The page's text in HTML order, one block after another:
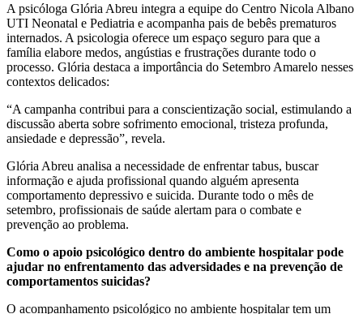
A psicóloga Glória Abreu integra a equipe do Centro Nicola Albano
UTI Neonatal e Pediatria e acompanha pais de bebês prematuros
internados. A psicologia oferece um espaço seguro para que a
família elabore medos, angústias e frustrações durante todo o
processo. Glória destaca a importância do Setembro Amarelo nesses
contextos delicados:
“A campanha contribui para a conscientização social, estimulando a
discussão aberta sobre sofrimento emocional, tristeza profunda,
ansiedade e depressão”, revela.
Glória Abreu analisa a necessidade de enfrentar tabus, buscar
informação e ajuda profissional quando alguém apresenta
comportamento depressivo e suicida. Durante todo o mês de
setembro, profissionais de saúde alertam para o combate e
prevenção ao problema.
Como o apoio psicológico dentro do ambiente hospitalar pode
ajudar no enfrentamento das adversidades e na prevenção de
comportamentos suicidas?
O acompanhamento psicológico no ambiente hospitalar tem um